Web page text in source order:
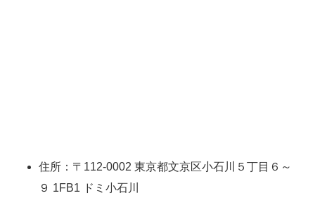
住所：〒112-0002 東京都文京区小石川５丁目６～
９ 1FB1 ドミ小石川